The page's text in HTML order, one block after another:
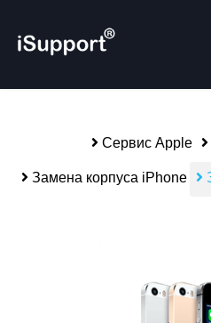
Сервис Apple
Замена корпуса iPhone